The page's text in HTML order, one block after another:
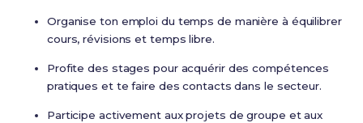
Organise ton emploi du temps de manière à équilibrer
cours, révisions et temps libre.
Profite des stages pour acquérir des compétences
pratiques et te faire des contacts dans le secteur.
Participe activement aux projets de groupe et aux